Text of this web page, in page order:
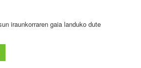
iraunkorraren gaia landuko dute